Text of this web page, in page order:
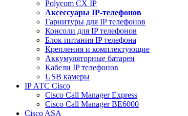
Polycom CX IP
Аксессуары IP-телефонов
Гарнитуры для IP телефонов
Консоли для IP телефонов
Блок питания IP телефона
Крепления и комплектующие
Аккумуляторные батареи
Кабели IP телефонов
USB камеры
IP АТС Cisco
Cisco Call Manager Express
Cisco Call Manager BE6000
Cisco ASA